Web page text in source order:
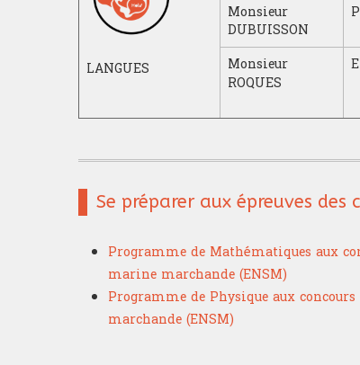
LANGUES
Monsieur
DUBUISSON
Monsieur
ROQUES
Se préparer aux épreuves des
Programme de Mathématiques aux
marine marchande (ENSM)
Programme de Physique aux
marchande (ENSM)